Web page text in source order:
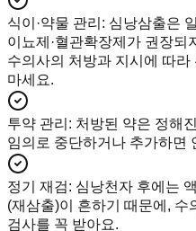
식이·약물 관리 : 심낭삼출은
이뇨제·혈관확장제가 권장되
수의사의 처방과 지시에 따라
마세요.
투약 관리 : 처방된 약은 정해
임의로 중단하거나 추가하면
정기 재검: 심낭천자 후에는
(재삼출)이 흔하기 때문에,
검사를 꼭 받아요.